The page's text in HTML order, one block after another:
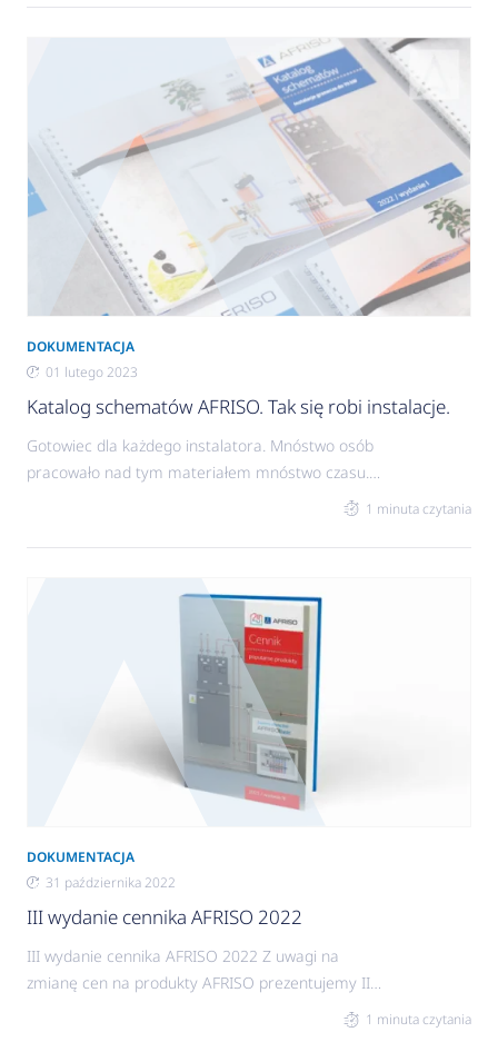
centralnego ogrzewania oraz ciepłej wody
użytkowej. Nowy podział i forma graficzna
rozdziałów Cennik ma nową formę, która pomoże
w szybkim odnalezieniu informacji, a także wskaże
najważniejsze cechy i korzyści produktów. Jest to
kolejny krok w odświeżaniu identyfikacji wizualnej
DOKUMENTACJA
01 lutego 2023
Katalog schematów AFRISO. Tak się robi instalacje.
Gotowiec dla każdego instalatora. Mnóstwo osób
pracowało nad tym materiałem mnóstwo czasu.
najpopularniejszych schematów do wszystkich
schematów z kotłem gazowym, 2 schematy z
inwestora. Profesjonalne wizualizacje. Pokażesz
inwestorowi, jak będzie wyglądała jego
1 minuta czytania
DOKUMENTACJA
31 października 2022
III wydanie cennika AFRISO 2022
III wydanie cennika AFRISO 2022 Z uwagi na
zmianę cen na produkty AFRISO prezentujemy III
1 minuta czytania